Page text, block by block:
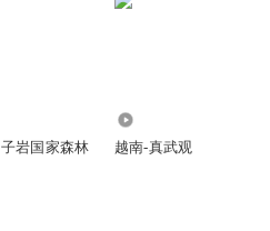
岩国家森林
越南-真武观